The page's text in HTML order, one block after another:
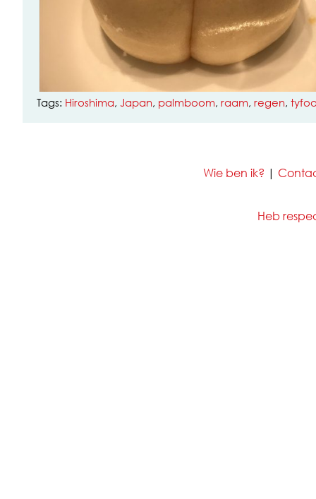
Tags: Hiroshima, Japan, palmboom, raam, regen,
Wie ben ik? |
Heb